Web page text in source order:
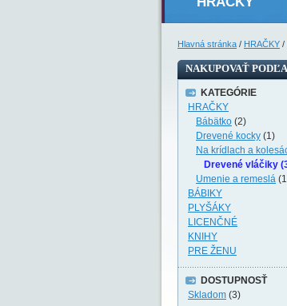
Hlavná stránka / HRAČKY /
NAKUPOVAŤ PODĽA
KATEGÓRIE
HRAČKY
Bábätko (2)
Drevené kocky (1)
Na krídlach a
Drevené vláčiky
Umenie a remeslá
BÁBIKY
PLYŠÁKY
LICENČNÉ
KNIHY
PRE ŽENU
DOSTUPNOSŤ
Skladom (3)